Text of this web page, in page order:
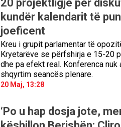
20 projektligje për
kundër kalendarit të
joeficent
Kreu i grupit parlamentar të
Kryetarëve se përfshirja e 15-20
dhe pa efekt real. Konferenca
shqyrtim seancës plenare.
20 Maj, 13:28
‘Po u hap dosja jote,